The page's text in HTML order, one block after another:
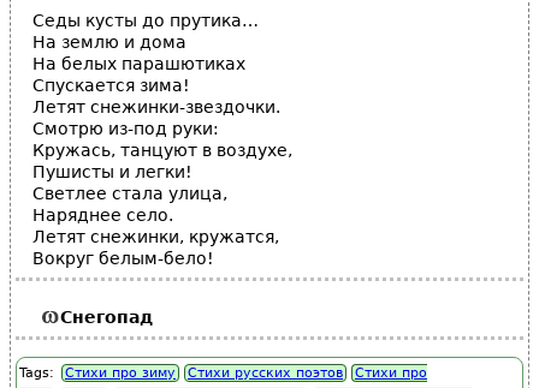
Седы кусты до прутика…
На землю и дома
На белых парашютиках
Спускается зима!
Летят снежинки-звездочки.
Смотрю из-под руки:
Кружась, танцуют в воздухе,
Пушисты и легки!
Светлее стала улица,
Наряднее село.
Летят снежинки, кружатся,
Вокруг белым-бело!
Снегопад
Tags: Стихи про зиму Стихи русских поэтов
Стихи про